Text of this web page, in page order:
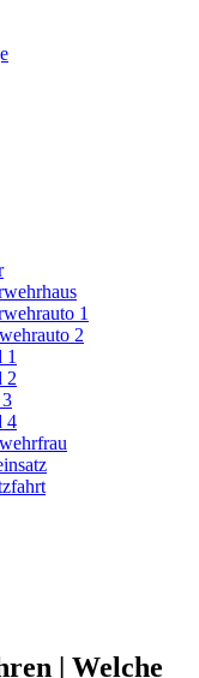
1
2
1
2
4
| Welche